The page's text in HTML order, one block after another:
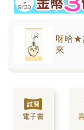
呀哈★
來
電子書